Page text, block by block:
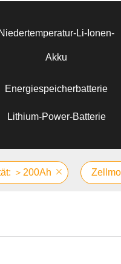
Niedertemperatur-Li-Ionen-
Akku
Energiespeicherbatterie
Lithium-Power-Batterie
＞200Ah